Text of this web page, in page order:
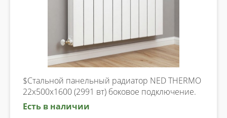
$Стальной панельный радиатор NED THERMO
22х500х1600 (2991 вт) боковое подключение.
Есть в наличии